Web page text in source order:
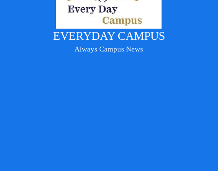
EVERYDAY CAMPUS
Always Campus News